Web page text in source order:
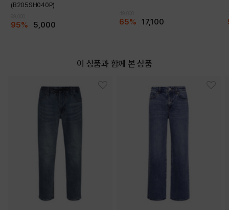
(B205SH040P)
95% 5,000 65% 17,100
이 상품과 함께 본 상품